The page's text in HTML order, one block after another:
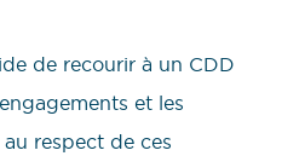
de recourir à un CDD
et les
respect de ces